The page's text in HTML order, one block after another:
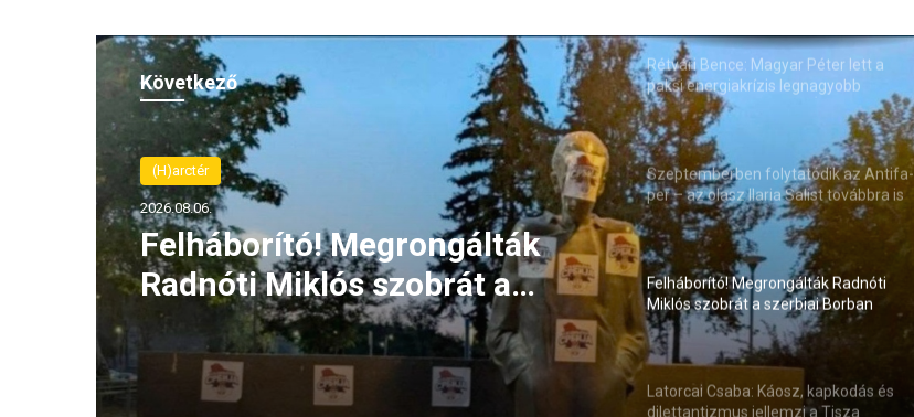
Következő
(H)arctér
2026.08.06.
Felháborító! Megrongálták
Radnóti Miklós szobrát a
szerbiai Borban
Rétvári Bence: Magyar Péter lett a
paksi energiakrízis legnagyobb
rémhírterjesztője (VIDEÓ)
Szeptemberben folytatódik az Antifa-
per – az olasz Ilaria Salist továbbra is
mentelmi jog védi
Felháborító! Megrongálták Radnóti
Miklós szobrát a szerbiai Borban
Latorcai Csaba: Káosz, kapkodás és
dilettantizmus jellemzi a Tisza